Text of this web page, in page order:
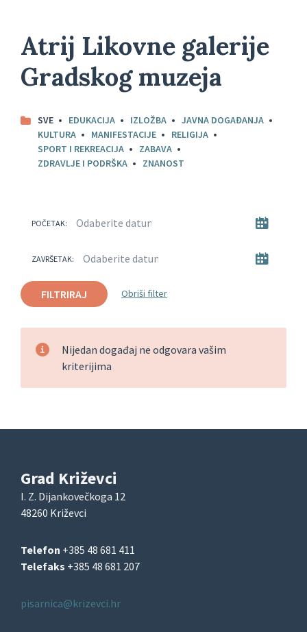
Atrij Likovne galerije
Gradskog muzeja
SVE EDUKACIJA IZLOŽBA
JAVNA DOGAĐANJA
KULTURA
MANIFESTACIJE
RELIGIJA
SPORT I REKREACIJA
ZABAVA
ZDRAVLJE I PODRŠKA
ZNANOST
POČETAK:
ZAVRŠETAK:
FILTRIRAJ Obriši filter
Nijedan događaj ne odgovara vašim
kriterijima
Grad Križevci
I. Z. Dijankovečkoga 12
48260 Križevci
Telefon +385 48 681 411
Telefaks +385 48 681 207
pisarnica@krizevci.hr